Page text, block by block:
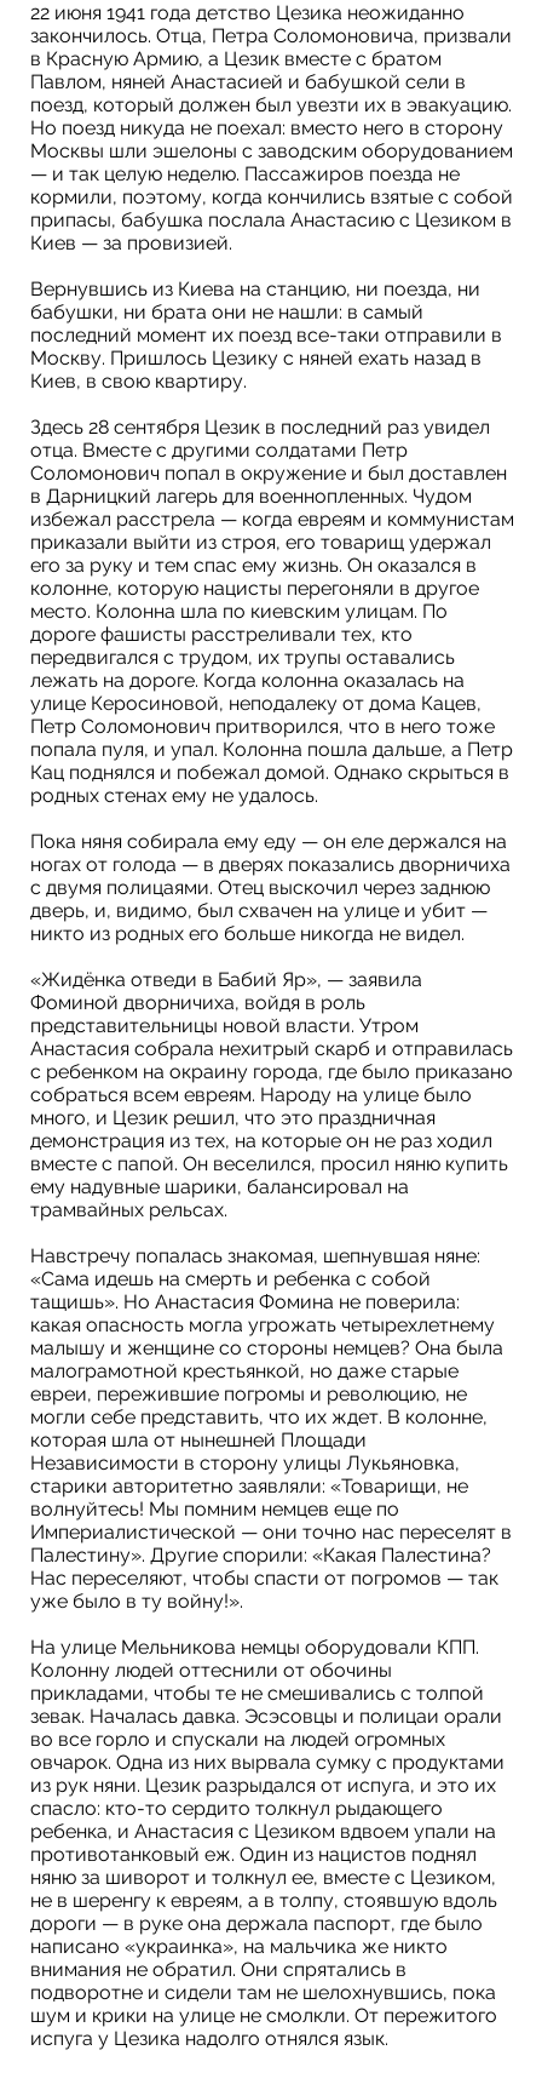
22 июня 1941 года детство Цезика неожиданно
закончилось. Отца, Петра Соломоновича, призвали
в Красную Армию, а Цезик вместе с братом
Павлом, няней Анастасией и бабушкой сели в
поезд, который должен был увезти их в эвакуацию.
Но поезд никуда не поехал: вместо него в сторону
Москвы шли эшелоны с заводским оборудованием
— и так целую неделю. Пассажиров поезда не
кормили, поэтому, когда кончились взятые с собой
припасы, бабушка послала Анастасию с Цезиком в
Киев — за провизией.
Вернувшись из Киева на станцию, ни поезда, ни
бабушки, ни брата они не нашли: в самый
последний момент их поезд все-таки отправили в
Москву. Пришлось Цезику с няней ехать назад в
Киев, в свою квартиру.
Здесь 28 сентября Цезик в последний раз увидел
отца. Вместе с другими солдатами Петр
Соломонович попал в окружение и был доставлен
в Дарницкий лагерь для военнопленных. Чудом
избежал расстрела — когда евреям и коммунистам
приказали выйти из строя, его товарищ удержал
его за руку и тем спас ему жизнь. Он оказался в
колонне, которую нацисты перегоняли в другое
место. Колонна шла по киевским улицам. По
дороге фашисты расстреливали тех, кто
передвигался с трудом, их трупы оставались
лежать на дороге. Когда колонна оказалась на
улице Керосиновой, неподалеку от дома Кацев,
Петр Соломонович притворился, что в него тоже
попала пуля, и упал. Колонна пошла дальше, а Петр
Кац поднялся и побежал домой. Однако скрыться в
родных стенах ему не удалось.
Пока няня собирала ему еду — он еле держался на
ногах от голода — в дверях показались дворничиха
с двумя полицаями. Отец выскочил через заднюю
дверь, и, видимо, был схвачен на улице и убит —
никто из родных его больше никогда не видел.
«Жидёнка отведи в Бабий Яр», — заявила
Фоминой дворничиха, войдя в роль
представительницы новой власти. Утром
Анастасия собрала нехитрый скарб и отправилась
с ребенком на окраину города, где было приказано
собраться всем евреям. Народу на улице было
много, и Цезик решил, что это праздничная
демонстрация из тех, на которые он не раз ходил
вместе с папой. Он веселился, просил няню купить
ему надувные шарики, балансировал на
трамвайных рельсах.
Навстречу попалась знакомая, шепнувшая няне:
«Сама идешь на смерть и ребенка с собой
тащишь». Но Анастасия Фомина не поверила:
какая опасность могла угрожать четырехлетнему
малышу и женщине со стороны немцев? Она была
малограмотной крестьянкой, но даже старые
евреи, пережившие погромы и революцию, не
могли себе представить, что их ждет. В колонне,
которая шла от нынешней Площади
Независимости в сторону улицы Лукьяновка,
старики авторитетно заявляли: «Товарищи, не
волнуйтесь! Мы помним немцев еще по
Империалистической — они точно нас переселят в
Палестину». Другие спорили: «Какая Палестина?
Нас переселяют, чтобы спасти от погромов — так
уже было в ту войну!».
На улице Мельникова немцы оборудовали КПП.
Колонну людей оттеснили от обочины
прикладами, чтобы те не смешивались с толпой
зевак. Началась давка. Эсэсовцы и полицаи орали
во все горло и спускали на людей огромных
овчарок. Одна из них вырвала сумку с продуктами
из рук няни. Цезик разрыдался от испуга, и это их
спасло: кто-то сердито толкнул рыдающего
ребенка, и Анастасия с Цезиком вдвоем упали на
противотанковый еж. Один из нацистов поднял
няню за шиворот и толкнул ее, вместе с Цезиком,
не в шеренгу к евреям, а в толпу, стоявшую вдоль
дороги — в руке она держала паспорт, где было
написано «украинка», на мальчика же никто
внимания не обратил. Они спрятались в
подворотне и сидели там не шелохнувшись, пока
шум и крики на улице не смолкли. От пережитого
испуга у Цезика надолго отнялся язык.